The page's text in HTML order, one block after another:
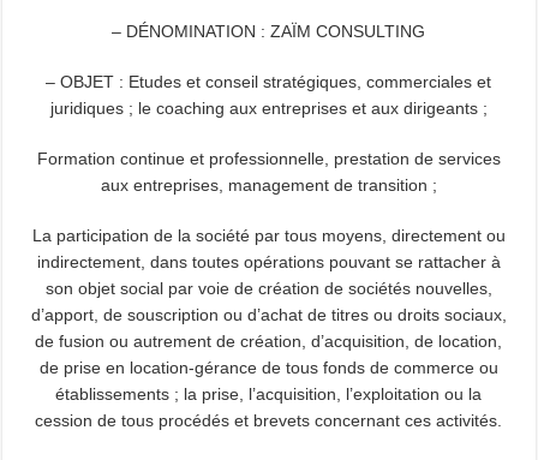
– DÉNOMINATION : ZAÏM CONSULTING
– OBJET : Etudes et conseil stratégiques, commerciales et
juridiques ; le coaching aux entreprises et aux dirigeants ;
Formation continue et professionnelle, prestation de services
aux entreprises, management de transition ;
La participation de la société par tous moyens, directement ou
indirectement, dans toutes opérations pouvant se rattacher à
son objet social par voie de création de sociétés nouvelles,
d’apport, de souscription ou d’achat de titres ou droits sociaux,
de fusion ou autrement de création, d’acquisition, de location,
de prise en location-gérance de tous fonds de commerce ou
établissements ; la prise, l’acquisition, l’exploitation ou la
cession de tous procédés et brevets concernant ces activités.